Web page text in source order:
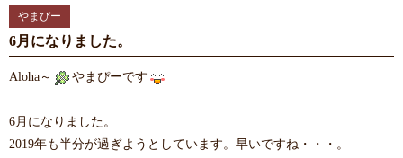
やまぴー
6月になりました。
Aloha～ やまぴーです
6月になりました。
2019年も半分が過ぎようとしています。早いですね・・・。